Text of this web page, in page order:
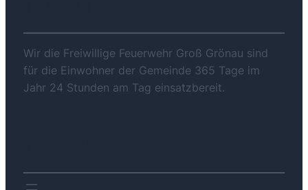
Wir die Freiwillige Feuerwehr Groß Grönau sind
für die Einwohner der Gemeinde 365 Tage im
Jahr 24 Stunden am Tag einsatzbereit.